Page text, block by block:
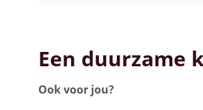
Een duurzame
Ook voor jou?